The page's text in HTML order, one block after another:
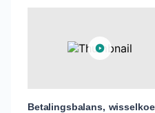
Betalingsbalans,